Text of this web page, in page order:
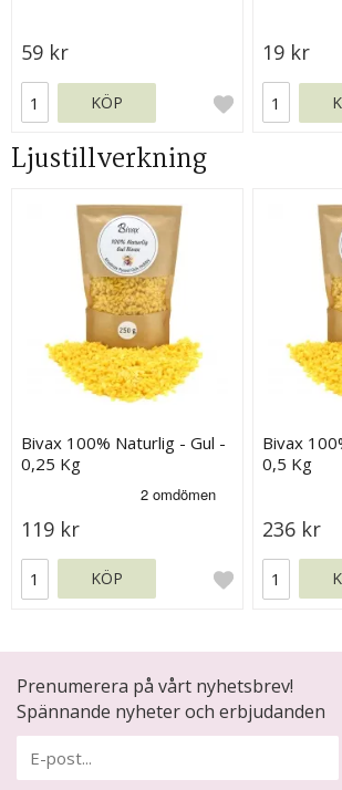
59 kr
KÖP
19 kr
Ljustillverkning
Bivax 100% Naturlig - Gul -
0,25 Kg
119 kr
KÖP
Bivax
0,5 Kg
236 kr
Prenumerera på vårt nyhetsbrev!
Spännande nyheter och erbjudanden